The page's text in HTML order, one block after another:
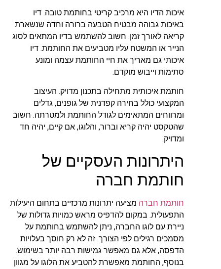
איכות הדיו היא מרכיב קריטי בחותמת טובה. דיו
באיכות גבוהה מבטיח הטבעה ברורה וחדה שנשארת
קריאה לאורך זמן. חשוב להשתמש בדיו המתאים לסוג
הנייר או המשטח עליו מטביעים את החותמת. דיו
איכותי גם מאריך את חיי החותמת עצמה ומונע
סתימות וייבוש מוקדם.
חותמת איכותית מתחילה בתכנון מדויק. העיצוב
המקצועי כולל בחירה קפדנית של גופנים, גדלים
ומרווחים המתאימים לגודל החותמת ולמטרתה. חשוב
שהטקסט יהיה קריא וברור, והלוגו, אם קיים, יהיה חד
ומדויק.
היתרונות העסקיים של
חותמת חברה
חותמת חברה מציעה יתרונות מרכזיים בתחום היעילות
התפעולית. במקום להדפיס מראש כמויות גדולות של
ניירת עם לוגו החברה, ניתן להשתמש בחותמת על
מסמכים רגילים לפי הצורך. זה לא רק חוסך בעלויות
הדפסה, אלא גם מאפשר גמישות רבה יותר בשימוש.
בנוסף, החותמת מאפשרת להטביע את הלוגו על מגוון